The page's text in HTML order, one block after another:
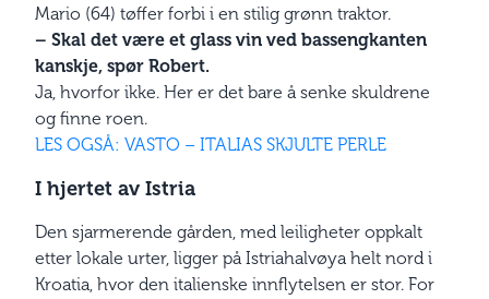
Mario (64) tøffer forbi i en stilig grønn traktor.
– Skal det være et glass vin ved bassengkanten
kanskje, spør Robert.
Ja, hvorfor ikke. Her er det bare å senke skuldrene
og finne roen.
LES OGSÅ: VASTO – ITALIAS SKJULTE PERLE
I hjertet av Istria
Den sjarmerende gården, med leiligheter oppkalt
etter lokale urter, ligger på Istriahalvøya helt nord i
Kroatia, hvor den italienske innflytelsen er stor. For